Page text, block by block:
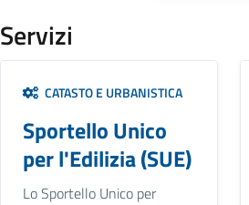
Servizi
CATASTO E URBANISTICA
Sportello Unico
per l'Edilizia (SUE)
Lo Sportello Unico per